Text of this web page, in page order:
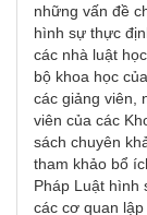
những vấn đề
hình sự thực
các nhà luật
bộ khoa học
các giảng viên,
viên của các
sách chuyên
tham khảo bổ
Pháp Luật hình
các cơ quan